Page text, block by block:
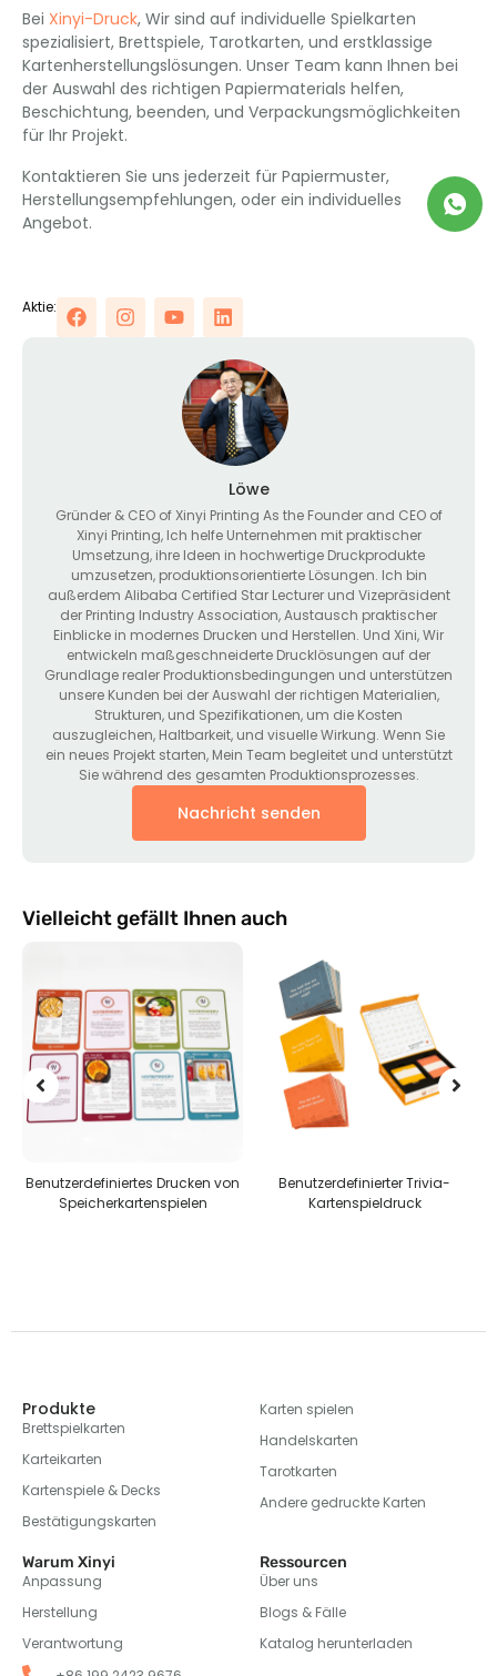
Bei Xinyi-Druck, Wir sind auf individuelle Spielkarten
spezialisiert, Brettspiele, Tarotkarten, und erstklassige
Kartenherstellungslösungen. Unser Team kann Ihnen bei
der Auswahl des richtigen Papiermaterials helfen,
Beschichtung, beenden, und Verpackungsmöglichkeiten
für Ihr Projekt.
Kontaktieren Sie uns jederzeit für Papiermuster,
Herstellungsempfehlungen, oder ein individuelles
Angebot.
Aktie:
Löwe
Gründer & CEO of Xinyi Printing As the Founder and CEO of
Xinyi Printing, Ich helfe Unternehmen mit praktischer
Umsetzung, ihre Ideen in hochwertige Druckprodukte
umzusetzen, produktionsorientierte Lösungen. Ich bin
außerdem Alibaba Certified Star Lecturer und Vizepräsident
der Printing Industry Association, Austausch praktischer
Einblicke in modernes Drucken und Herstellen. Und Xini, Wir
entwickeln maßgeschneiderte Drucklösungen auf der
Grundlage realer Produktionsbedingungen und unterstützen
unsere Kunden bei der Auswahl der richtigen Materialien,
Strukturen, und Spezifikationen, um die Kosten
auszugleichen, Haltbarkeit, und visuelle Wirkung. Wenn Sie
ein neues Projekt starten, Mein Team begleitet und unterstützt
Sie während des gesamten Produktionsprozesses.
Nachricht senden
Vielleicht gefällt Ihnen auch
Benutzerdefiniertes Drucken von
Speicherkartenspielen
Benutzerdefinierter Trivia-
Kartenspieldruck
Produkte
Brettspielkarten
Karteikarten
Kartenspiele & Decks
Bestätigungskarten
Karten spielen
Handelskarten
Tarotkarten
Andere gedruckte Karten
Warum Xinyi
Anpassung
Herstellung
Verantwortung
Ressourcen
Über uns
Blogs & Fälle
Katalog herunterladen